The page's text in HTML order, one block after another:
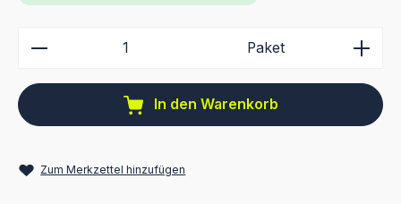
Produkt Anzahl: Gib den gewünschten Wert ein
Paket
In den Warenkorb
Zum Merkzettel hinzufügen